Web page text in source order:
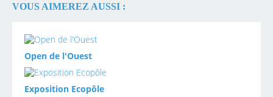
VOUS AIMEREZ AUSSI :
Open de l'Ouest
Exposition Ecopôle